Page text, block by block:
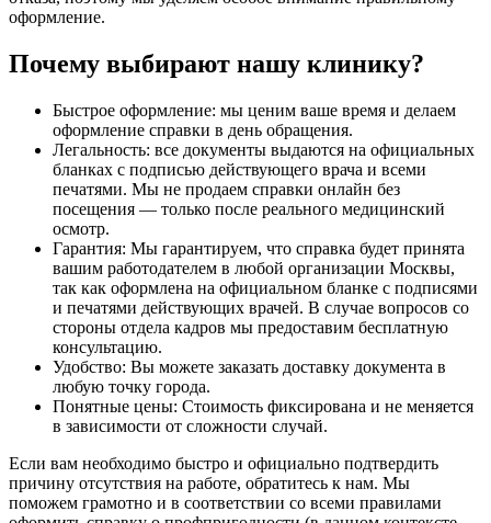
оформление.
Почему выбирают нашу клинику?
Быстрое оформление: мы ценим ваше время и делаем
оформление справки в день обращения.
Легальность: все документы выдаются на официальных
бланках с подписью действующего врача и всеми
печатями. Мы не продаем справки онлайн без
посещения — только после реального медицинский
осмотр.
Гарантия: Мы гарантируем, что справка будет принята
вашим работодателем в любой организации Москвы,
так как оформлена на официальном бланке с подписями
и печатями действующих врачей. В случае вопросов со
стороны отдела кадров мы предоставим бесплатную
консультацию.
Удобство: Вы можете заказать доставку документа в
любую точку города.
Понятные цены: Стоимость фиксирована и не меняется
в зависимости от сложности случай.
Если вам необходимо быстро и официально подтвердить
причину отсутствия на работе, обратитесь к нам. Мы
поможем грамотно и в соответствии со всеми правилами